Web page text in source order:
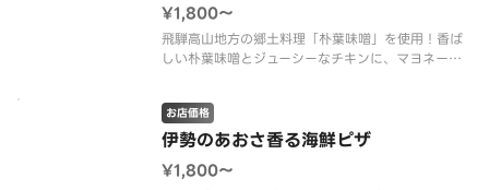
¥1,800〜
飛騨高山地方の郷土料理「朴葉味噌」を使用！香ば
しい朴葉味噌とジューシーなチキンに、マヨネーズ
風味豊かな一枚です。
朴葉味噌チキン、きざみのり、オニオン、チェリー
トマト、プレミアムチーズブレンド、エキストラチ
伊勢のあおさ香る海鮮ピザ
お店価格
¥1,800〜